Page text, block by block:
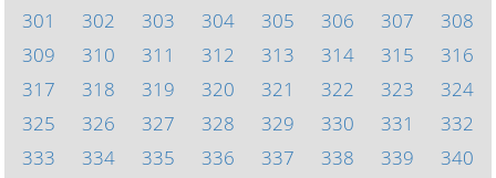
301
302 303 304 305 306 307
308
309
310 311 312 313 314 315
316
317
318 319 320 321 322 323
324
325
326 327 328 329 330 331
332
333
334 335 336 337 338 339
340